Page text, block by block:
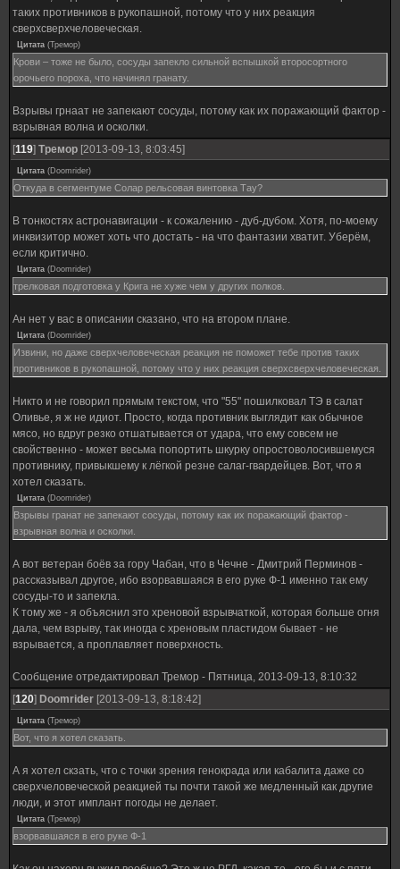
таких противников в рукопашной, потому что у них реакция
сверхсверхчеловеческая.
Цитата (Тремор)
Крови – тоже не было, сосуды запекло сильной вспышкой второсортного
орочьего пороха, что начинял гранату.
Взрывы грнаат не запекают сосуды, потому как их поражающий фактор -
взрывная волна и осколки.
[119] Тремор [2013-09-13, 8:03:45]
Цитата (Doomrider)
Откуда в сегментуме Солар рельсовая винтовка Тау?
В тонкостях астронавигации - к сожалению - дуб-дубом. Хотя, по-моему
инквизитор может хоть что достать - на что фантазии хватит. Уберём,
если критично.
Цитата (Doomrider)
трелковая подготовка у Крига не хуже чем у других полков.
Ан нет у вас в описании сказано, что на втором плане.
Цитата (Doomrider)
Извини, но даже сверхчеловеческая реакция не поможет тебе против таких
противников в рукопашной, потому что у них реакция сверхсверхчеловеческая.
Никто и не говорил прямым текстом, что "55" пошилковал ТЭ в салат
Оливье, я ж не идиот. Просто, когда противник выглядит как обычное
мясо, но вдруг резко отшатывается от удара, что ему совсем не
свойственно - может весьма попортить шкурку опростоволосившемуся
противнику, привыкшему к лёгкой резне салаг-гвардейцев. Вот, что я
хотел сказать.
Цитата (Doomrider)
Взрывы гранат не запекают сосуды, потому как их поражающий фактор -
взрывная волна и осколки.
А вот ветеран боёв за гору Чабан, что в Чечне - Дмитрий Перминов -
рассказывал другое, ибо взорвавшаяся в его руке Ф-1 именно так ему
сосуды-то и запекла.
К тому же - я объяснил это хреновой взрывчаткой, которая больше огня
дала, чем взрыву, так иногда с хреновым пластидом бывает - не
взрывается, а проплавляет поверхность.
Сообщение отредактировал Тремор - Пятница, 2013-09-13, 8:10:32
[120] Doomrider [2013-09-13, 8:18:42]
Цитата (Тремор)
Вот, что я хотел сказать.
А я хотел скзать, что с точки зрения генокрада или кабалита даже со
сверхчеловеческой реакцией ты почти такой же медленный как другие
люди, и этот имплант погоды не делает.
Цитата (Тремор)
взорвавшаяся в его руке Ф-1